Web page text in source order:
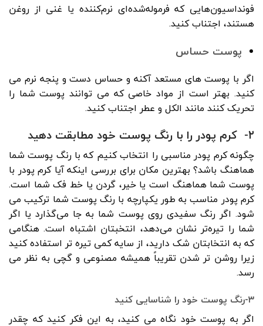
فونداسیون‌هایی که فرموله‌شده‌ای نرم‌کننده یا غنی از روغن
هستند، اجتناب کنید.
پوست حساس
اگر با پوست های مستعد آکنه و حساس دست و پنجه نرم می
کنید. بهتر است از مواد خاصی که می توانند پوست شما را
تحریک کنند مانند الکل و عطر اجتناب کنید.
۲- کرم پودر را با رنگ پوست خود مطابقت دهید
چگونه کرم پودر مناسبی را انتخاب کنیم که با رنگ پوست شما
هماهنگ باشد؟ بهترین مکان برای بررسی اینکه آیا کرم پودر با
پوست شما هماهنگ است یا خیر، گردن یا خط فک شما است.
کرم پودر مناسب به طور یکپارچه با رنگ پوست شما ترکیب می
شود. اگر رنگ سفیدی روی پوست شما به جا می‌گذارد یا اگر
شما را تیره‌تر نشان می‌دهد، انتخبتان اشتباه است. هنگامی
که به انتخابتان شک دارید، از سایه کمی تیره تر استفاده کنید
زیرا روشن تر شدن تقریباً همیشه مصنوعی و گچی به نظر می
رسد.
۳-رنگ پوست خود را شناسایی کنید
اگر به پوست خود نگاه می کنید، به این فکر کنید که چقدر